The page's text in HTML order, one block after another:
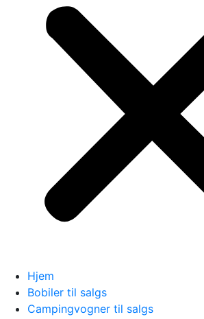
Hjem
Bobiler til salgs
Campingvogner til salgs